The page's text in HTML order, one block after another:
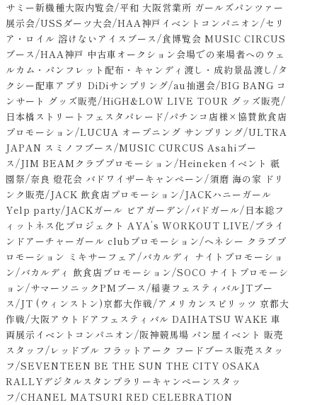
サミー新機種大阪内覧会/平和 大阪営業所 ガールズパンツァー
展示会/USSダーツ大会/HAA神戸イベントコンパニオン/セリ
ア・ロイル 溶けないアイスブース/食博覧会 MUSIC CIRCUS
ブース/HAA神戸 中古車オークション会場での来場者へのウェ
ルカム・パンフレット配布・キャンディ渡し・成約景品渡し/タ
クシー配車アプリ DiDiサンプリング/au抽選会/BIG BANG コ
ンサート グッズ販売/HiGH&LOW LIVE TOUR グッズ販売/
日本橋ストリートフェスタパレード/パチンコ店様×協賛飲食店
プロモーション/LUCUA オープニング サンプリング/ULTRA
JAPAN スミノフブース/MUSIC CURCUS Asahiブー
ス/JIM BEAMクラブプロモーション/Heinekenイベント 祇
園祭/奈良 燈花会 バドワイザーキャンペーン/須磨 海の家 ドリ
ンク販売/JACK 飲食店プロモーション/JACKハニーガール
Yelp party/JACKガール ビアガーデン/バドガール/日本総フ
ィットネス化プロジェクト AYA’s WORKOUT LIVE/ブライ
ンドアーチャーガール clubプロモーション/ヘネシー クラブプ
ロモーション ミキサーフェア/バカルディ ナイトプロモーショ
ン/バカルディ 飲食店プロモーション/SOCO ナイトプロモーシ
ョン/サマーソニックPMブース/稲妻フェスティバルJTブー
ス/JT (ウィンストン)京都大作戦/アメリカンスピリッツ 京都大
作戦/大阪アウトドアフェスティバル DAIHATSU WAKE 車
両展示イベントコンパニオン/阪神競馬場 パン屋イベント 販売
スタッフ/レッドブル フラットアーク フードブース販売スタッ
フ/SEVENTEEN BE THE SUN THE CITY OSAKA
RALLYデジタルスタンプラリーキャンペーンスタッ
フ/CHANEL MATSURI RED CELEBRATION